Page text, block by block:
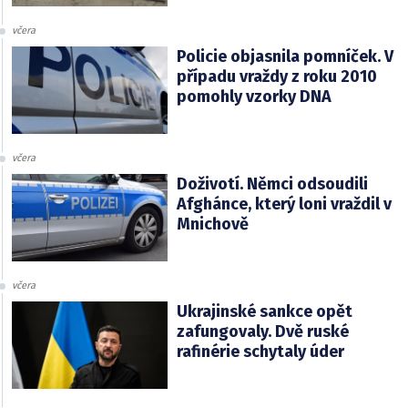
včera
Policie objasnila pomníček. V
případu vraždy z roku 2010
pomohly vzorky DNA
včera
Doživotí. Němci odsoudili
Afghánce, který loni vraždil v
Mnichově
včera
Ukrajinské sankce opět
zafungovaly. Dvě ruské
rafinérie schytaly úder